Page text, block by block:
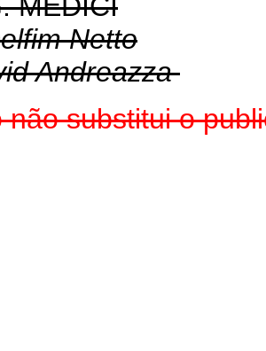
Netto
Andreazza
não substitui o